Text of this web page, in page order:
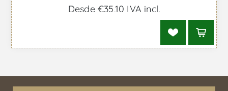
Desde €35,10 IVA incl.